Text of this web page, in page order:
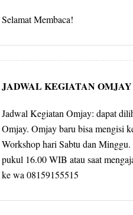
Selamat Membaca!
JADWAL KEGIATAN OMJAY
Jadwal Kegiatan Omjay: dapat
Omjay. Omjay baru bisa mengisi
Workshop hari Sabtu dan Minggu.
pukul 16.00 WIB atau saat
ke wa 08159155515